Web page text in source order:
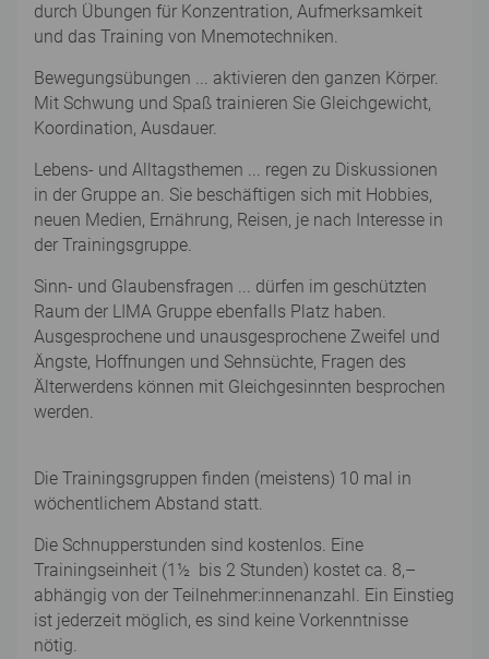
durch Übungen für Konzentration, Aufmerksamkeit
und das Training von Mnemotechniken.
Bewegungsübungen ... aktivieren den ganzen Körper.
Mit Schwung und Spaß trainieren Sie Gleichgewicht,
Koordination, Ausdauer.
Lebens- und Alltagsthemen ... regen zu Diskussionen
in der Gruppe an. Sie beschäftigen sich mit Hobbies,
neuen Medien, Ernährung, Reisen, je nach Interesse in
der Trainingsgruppe.
Sinn- und Glaubensfragen ... dürfen im geschützten
Raum der LIMA Gruppe ebenfalls Platz haben.
Ausgesprochene und unausgesprochene Zweifel und
Ängste, Hoffnungen und Sehnsüchte, Fragen des
Älterwerdens können mit Gleichgesinnten besprochen
werden.
Die Trainingsgruppen finden (meistens) 10 mal in
wöchentlichem Abstand statt.
Die Schnupperstunden sind kostenlos. Eine
Trainingseinheit (1½ bis 2 Stunden) kostet ca. 8,–
abhängig von der Teilnehmer:innenanzahl. Ein Einstieg
ist jederzeit möglich, es sind keine Vorkenntnisse
nötig.